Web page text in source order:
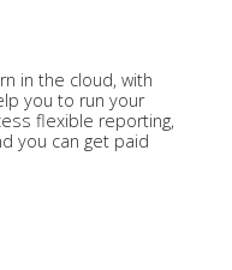
in the cloud, with
you to run your
flexible reporting,
you can get paid